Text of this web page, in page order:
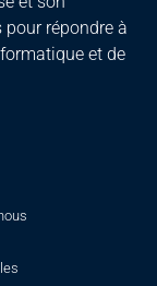
répondre à
et de